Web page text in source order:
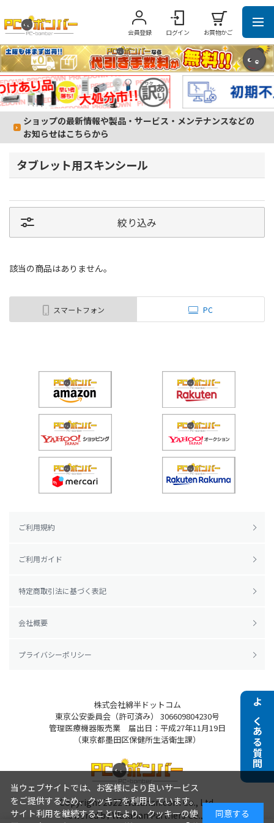
会員登録 ログイン お買物かご
ショップの最新情報や製品・サービス・メンテナンスなどの
お知らせはこちらから
よくある質問
タブレット用スキンシール
絞り込み
該当の商品はありません。
スマートフォン PC
ご利用規約
ご利用ガイド
特定商取引法に基づく表記
会社概要
プライバシーポリシー
株式会社綿半ドットコム
東京公安委員会（許可済み） 306609804230号
管理医療機器販売業 届出日：平成27年11月19日
（東京都墨田区保健所生活衛生課）
Copyright 2022Watahan.com Co., Ltd.
Powered by Watahan Partners Co., Ltd.
当ウェブサイトでは、お客様により良いサービス
をご提供するため、クッキーを利用しています。
サイト利用を継続することにより、クッキーの使
同意する